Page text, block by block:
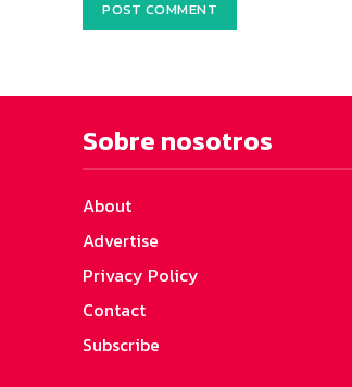
Sobre nosotros
About
Advertise
Privacy Policy
Contact
Subscribe